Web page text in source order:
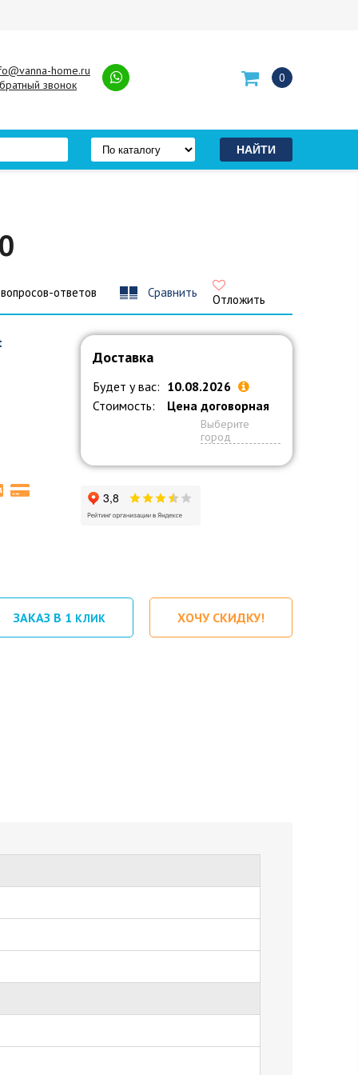
home.ru
звонок
0
ответов Сравнить Отложить
Доставка
Будет у вас: 10.08.2026
Стоимость:
Цена договорная
Выберите
город
ЗАКАЗ В 1 КЛИК ХОЧУ СКИДКУ!